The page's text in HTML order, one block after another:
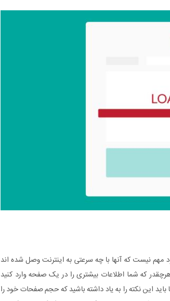
نیست که آنها با چه سرعتی به اینترنت وصل شده اند
که شما اطلاعات بیشتری را در یک صفحه وارد کنید
این نکته را به یاد داشته باشید که حجم صفحات خود را